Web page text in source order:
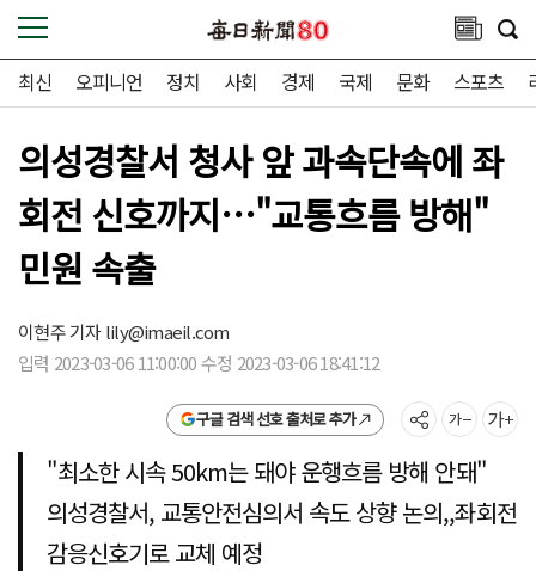
최신 오피니언 정치 사회 경제 국제 문화 스포츠
의성경찰서 청사 앞 과속단속에 좌
회전 신호까지…"교통흐름 방해"
민원 속출
이현주 기자lily@imaeil.com
입력 2023-03-06 11:00:00 수정 2023-03-06 18:41:12
구글 검색 선호 출처로 추가
"최소한 시속 50km는 돼야 운행흐름 방해 안돼"
의성경찰서, 교통안전심의서 속도 상향 논의,,좌회전
감응신호기로 교체 예정